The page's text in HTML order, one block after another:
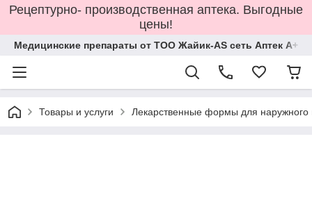
Рецептурно- производственная аптека. Выгодные
цены!
Медицинские препараты от ТОО Жайик-AS сеть Аптек А+
Товары и услуги Лекарственные формы для